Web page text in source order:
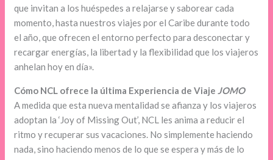
que invitan a los huéspedes a relajarse y saborear cada
momento, hasta nuestros viajes por el Caribe durante todo
el año, que ofrecen el entorno perfecto para desconectar y
recargar energías, la libertad y la flexibilidad que los viajeros
anhelan hoy en día».
Cómo NCL ofrece la última Experiencia de Viaje JOMO
A medida que esta nueva mentalidad se afianza y los viajeros
adoptan la ‘Joy of Missing Out’, NCL les anima a reducir el
ritmo y recuperar sus vacaciones. No simplemente haciendo
nada, sino haciendo menos de lo que se espera y más de lo